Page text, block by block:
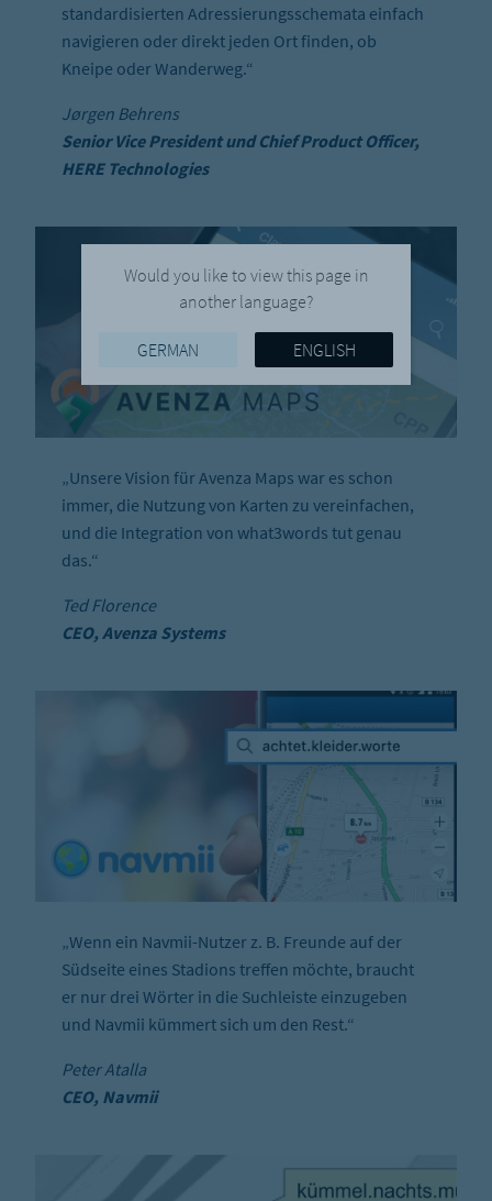
standardisierten Adressierungsschemata einfach
navigieren oder direkt jeden Ort finden, ob
Kneipe oder Wanderweg.“
Jørgen Behrens
Senior Vice President und Chief Product Officer,
HERE Technologies
„Unsere Vision für Avenza Maps war es schon
immer, die Nutzung von Karten zu vereinfachen,
und die Integration von what3words tut genau
das.“
Ted Florence
CEO, Avenza Systems
„Wenn ein Navmii-Nutzer z. B. Freunde auf der
Südseite eines Stadions treffen möchte, braucht
er nur drei Wörter in die Suchleiste einzugeben
und Navmii kümmert sich um den Rest.“
Peter Atalla
CEO, Navmii
Would you like to view this page in
another language?
GERMAN ENGLISH